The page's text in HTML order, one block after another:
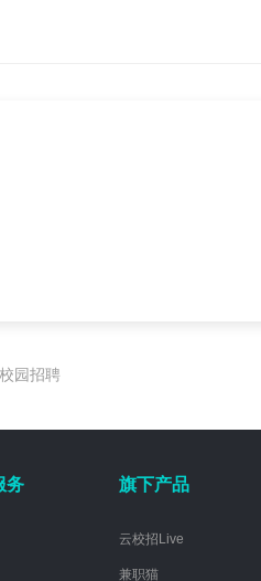
园招聘
务 旗下产品
云校招Live
兼职猫